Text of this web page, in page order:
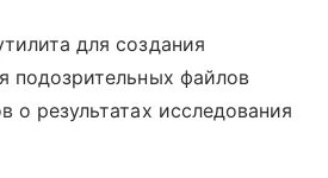
для создания
подозрительных файлов
о результатах исследования